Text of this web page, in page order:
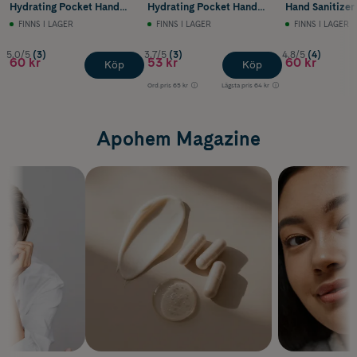
Hydrating Pocket Hand
Sanitizer 30 ml
FINNS I LAGER
5.0/5 (3)
60 kr Köp
Hydrating Pocket Hand
Sanitizer 30 ml
FINNS I LAGER
3.7/5 (3)
53 kr
Ord.pris 65 kr Lägsta pris 64 kr
Köp
Hand Sanitizer
FINNS I LAGER
4.8/5 (4)
60 kr
Apohem Magazine